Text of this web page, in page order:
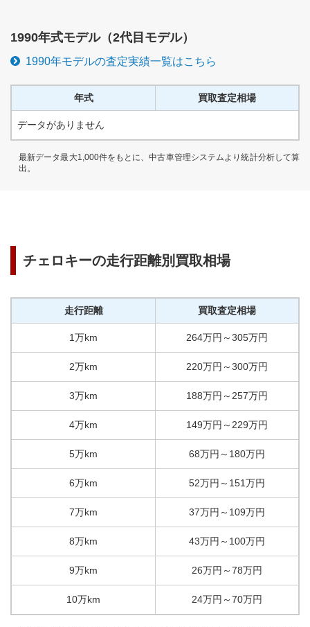
1990年式モデル（2代目 モデル）
1990年モデルの査定実績一覧はこちら
年式 買取査定相場
データがありません
最新データ最大1,000件をもとに、中古車管理システムより統計分析して算
出。
チェロキーの走行距離別買取相場
走行距離 買取査定相場
1万km 264万円 ～305万円
2万km 220万円 ～300万円
3万km 188万円 ～ 257万円
4万km 149万円 ～ 229万円
5万km 68万円 ～ 180万円
6万km 52万円 ～ 151万円
7万km 37万円 ～ 109万円
8万km 43万円 ～ 100万円
9万km 26万円 ～78万円
10万km 24万円 ～70万円